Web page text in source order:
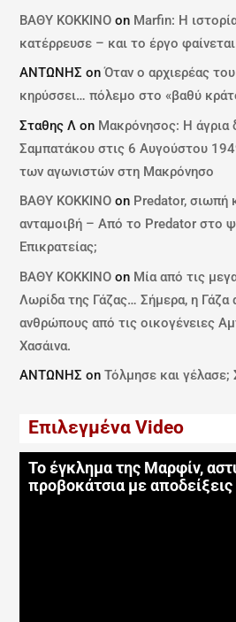
ΒΑΘΥ ΚΟΚΚΙΝΟ on Marfin: Η
κατέρρευσε – και το έργο
ΑΝΤΩΝΗΣ onΌταν ο αρχιερέας
κηρύσσει… πόλεμο στο «βαθύ
Σταθης Λ on Μακρόνησος: Η άγρια
Σαμπατάκου στις 6 Αυγούστου
των αγωνιστών στη Μακρόνησο
ΒΑΘΥ ΚΟΚΚΙΝΟ on Predator, σιωπή
ανταμοιβή – Από το Predator στο
Επικρατείας;
ΒΑΘΥ ΚΟΚΚΙΝΟ on Μία από τις
Λωρίδα της Γάζας… Σήμερα, η Γάζα
ανθρώπους από τις οικογένειες
Χασάινα.
ΑΝΤΩΝΗΣ onΤόλμησε και γέλασε;
Επιλεγμένα Video
Το έγκλημα της Μαρφίν,
προβοκάτσια με αποδείξεις